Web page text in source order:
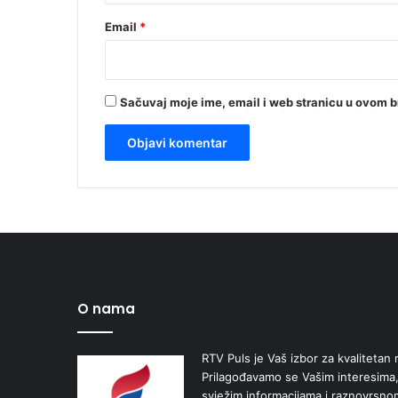
Email *
Sačuvaj moje ime, email i web stranicu u ovom
O nama
RTV Puls je Vaš izbor za
Prilagođavamo se Vašim